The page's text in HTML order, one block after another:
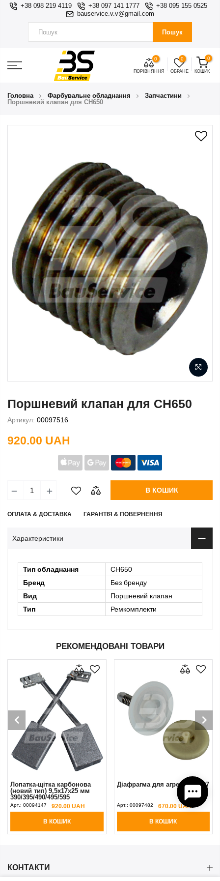
+38 098 219 4119 +38 097 141 1777
+38 095 155 0525
bauservice.v.v@gmail.com
Пошук
0
ПОРІВНЯННЯ
0
ОБРАНЕ
0
КОШИК
Головна Фарбувальне обладнання
Запчастини
Поршневий клапан для CH650
Поршневий клапан для CH650
Артикул: 00097516
920.00 UAH
В КОШИК
ОПЛАТА & ДОСТАВКА ГАРАНТІЯ & ПОВЕРНЕННЯ
Характеристики
Тип обладнання
CH650
Бренд
Без бренду
Вид
Поршневий клапан
Тип
Ремкомплекти
РЕКОМЕНДОВАНІ ТОВАРИ
Лопатка-щітка карбонова
(новий тип) 9,5х17х25 мм
390/395/490/495/595
Арт.: 00094147 920.00 UAH
В КОШИК
Діафрагма для агрегату CH27
Арт.: 00097482 670.00 UAH
В КОШИК
КОНТАКТИ